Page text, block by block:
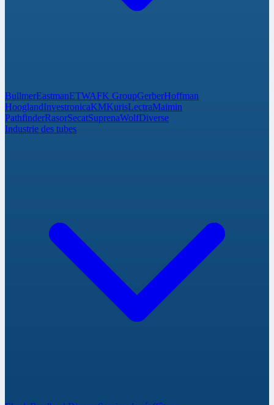
BullmerEastmanETWAFK GroupGerberHoffman
HooglandInvestronicaKMKurisLectraMaimin
PathfinderRasorSecatSuprenaWolfDiverse
Industrie des tubes